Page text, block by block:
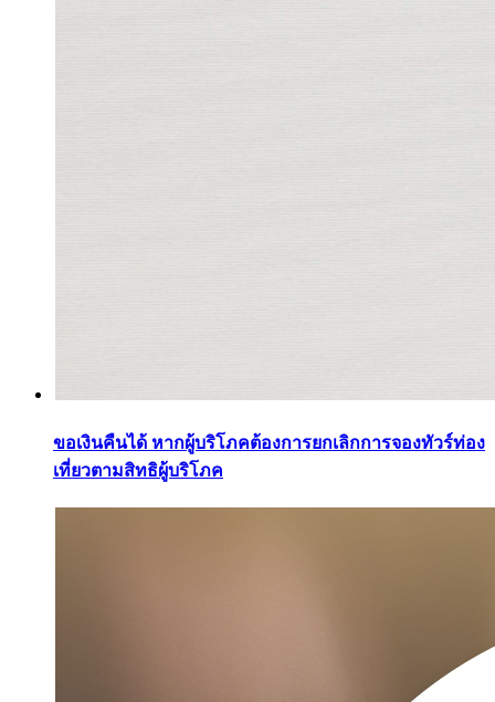
ขอเงินคืนได้ หากผู้บริโภคต้องการยกเลิกการจองทัวร์ท่อง
เที่ยวตามสิทธิผู้บริโภค